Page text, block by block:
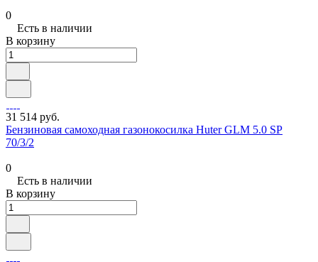
0
Есть в наличии
В корзину
31 514 руб.
Бензиновая самоходная газонокосилка Huter GLM 5.0 SР
70/3/2
0
Есть в наличии
В корзину